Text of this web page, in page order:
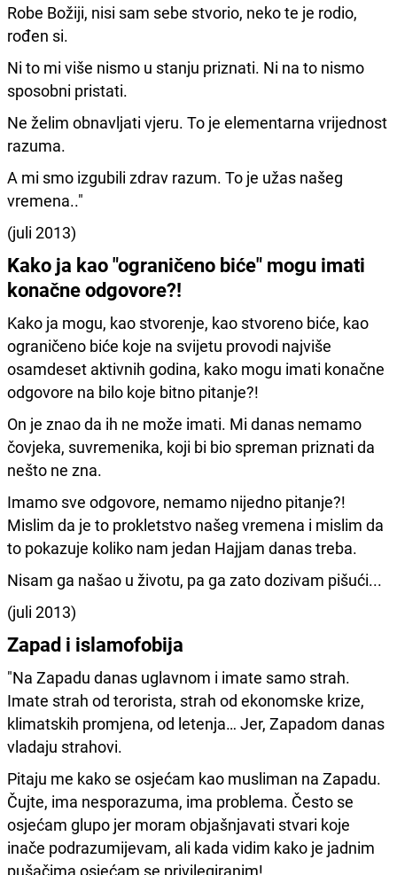
Robe Božiji, nisi sam sebe stvorio, neko te je rodio,
rođen si.
Ni to mi više nismo u stanju priznati. Ni na to nismo
sposobni pristati.
Ne želim obnavljati vjeru. To je elementarna vrijednost
razuma.
A mi smo izgubili zdrav razum. To je užas našeg
vremena.."
(juli 2013)
Kako ja kao "ograničeno biće" mogu imati
konačne odgovore?!
Kako ja mogu, kao stvorenje, kao stvoreno biće, kao
ograničeno biće koje na svijetu provodi najviše
osamdeset aktivnih godina, kako mogu imati konačne
odgovore na bilo koje bitno pitanje?!
On je znao da ih ne može imati. Mi danas nemamo
čovjeka, suvremenika, koji bi bio spreman priznati da
nešto ne zna.
Imamo sve odgovore, nemamo nijedno pitanje?!
Mislim da je to prokletstvo našeg vremena i mislim da
to pokazuje koliko nam jedan Hajjam danas treba.
Nisam ga našao u životu, pa ga zato dozivam pišući...
(juli 2013)
Zapad i islamofobija
"Na Zapadu danas uglavnom i imate samo strah.
Imate strah od terorista, strah od ekonomske krize,
klimatskih promjena, od letenja… Jer, Zapadom danas
vladaju strahovi.
Pitaju me kako se osjećam kao musliman na Zapadu.
Čujte, ima nesporazuma, ima problema. Često se
osjećam glupo jer moram objašnjavati stvari koje
inače podrazumijevam, ali kada vidim kako je jadnim
pušačima osjećam se privilegiranim!